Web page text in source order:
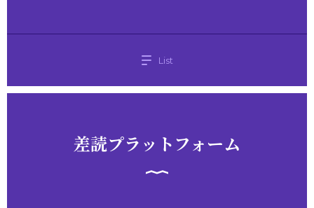
List
差読プラットフォーム